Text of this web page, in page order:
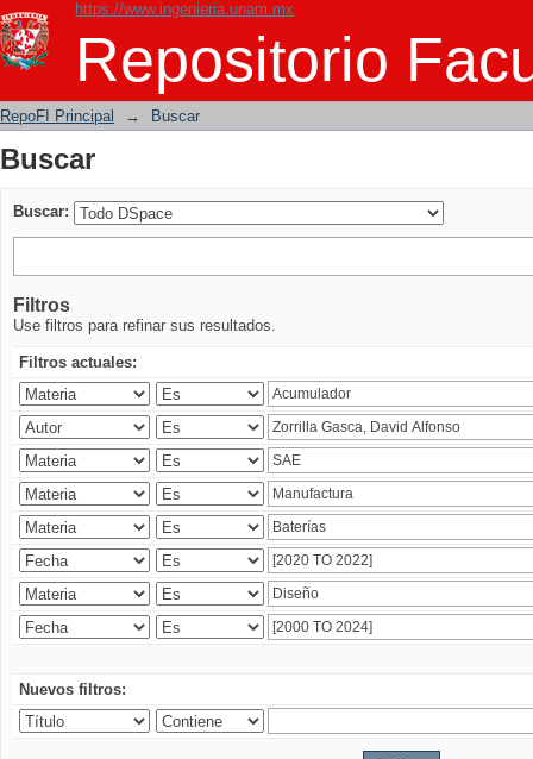
https://www.ingenieria.unam.mx
Repositorio
Buscar
RepoFI Principal → Buscar
Buscar
Buscar:
Filtros
Use filtros para refinar sus resultados.
Filtros actuales:
Nuevos filtros: